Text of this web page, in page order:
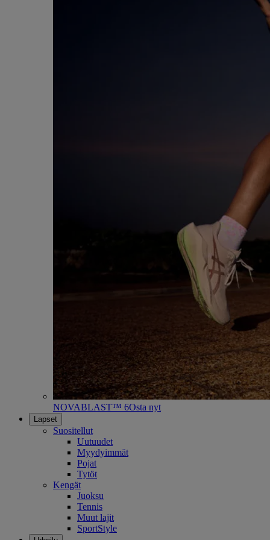
NOVABLAST™ 6Osta nyt
Lapset
Suositellut
Uutuudet
Myydyimmät
Pojat
Tytöt
Kengät
Juoksu
Tennis
Muut lajit
SportStyle